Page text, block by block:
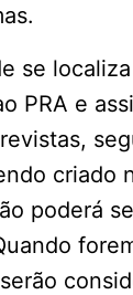
se
PRA e
criado
poderá